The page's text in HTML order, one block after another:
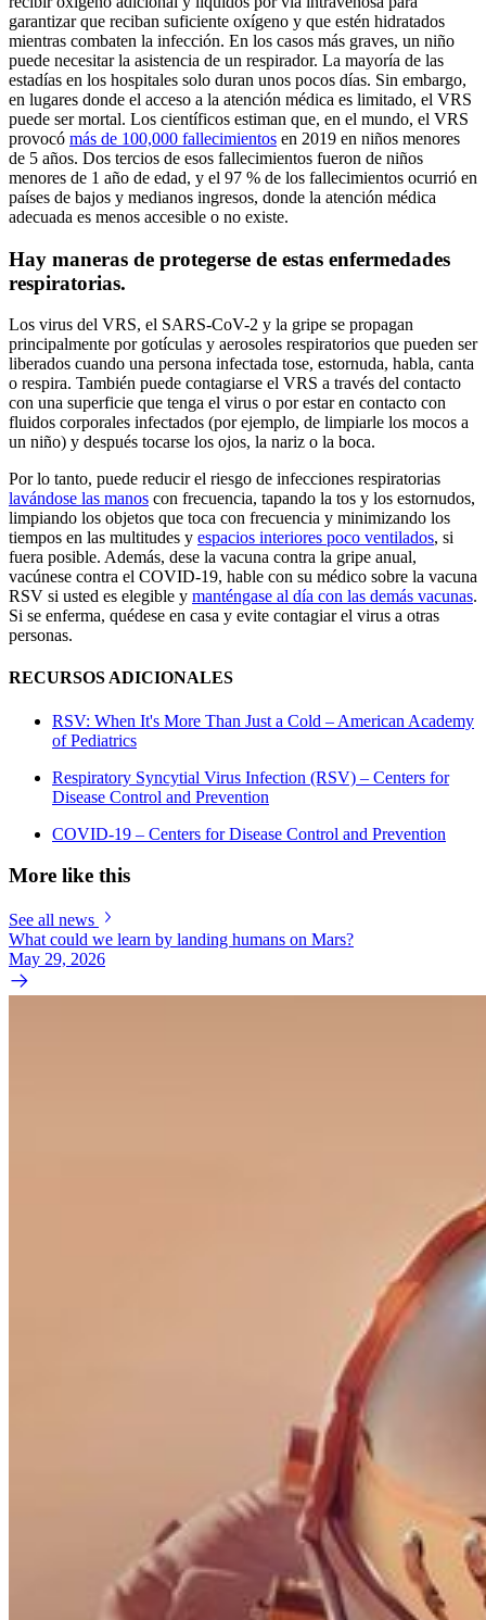
garantizar que reciban suficiente oxígeno y que estén hidratados
mientras combaten la infección. En los casos más graves, un niño
puede necesitar la asistencia de un respirador. La mayoría de las
estadías en los hospitales solo duran unos pocos días. Sin embargo,
en lugares donde el acceso a la atención médica es limitado, el VRS
puede ser mortal. Los científicos estiman que, en el mundo, el VRS
provocó más de 100,000 fallecimientos en 2019 en niños menores
de 5 años. Dos tercios de esos fallecimientos fueron de niños
menores de 1 año de edad, y el 97 % de los fallecimientos ocurrió en
países de bajos y medianos ingresos, donde la atención médica
adecuada es menos accesible o no existe.
Hay maneras de protegerse de estas enfermedades
respiratorias.
Los virus del VRS, el SARS-CoV-2 y la gripe se propagan
principalmente por gotículas y aerosoles respiratorios que pueden ser
liberados cuando una persona infectada tose, estornuda, habla, canta
o respira. También puede contagiarse el VRS a través del contacto
con una superficie que tenga el virus o por estar en contacto con
fluidos corporales infectados (por ejemplo, de limpiarle los mocos a
un niño) y después tocarse los ojos, la nariz o la boca.
Por lo tanto, puede reducir el riesgo de infecciones respiratorias
lavándose las manos con frecuencia, tapando la tos y los estornudos,
limpiando los objetos que toca con frecuencia y minimizando los
tiempos en las multitudes y espacios interiores poco ventilados, si
fuera posible. Además, dese la vacuna contra la gripe anual,
vacúnese contra el COVID-19, hable con su médico sobre la vacuna
RSV si usted es elegible y manténgase al día con las demás vacunas.
Si se enferma, quédese en casa y evite contagiar el virus a otras
personas.
RECURSOS ADICIONALES
RSV: When It's More Than Just a Cold – American Academy
of Pediatrics
Respiratory Syncytial Virus Infection (RSV) – Centers for
Disease Control and Prevention
COVID-19 – Centers for Disease Control and Prevention
More like this
See all news
What could we learn by landing humans on Mars?
May 29, 2026